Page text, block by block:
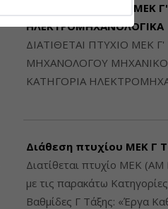
ΔΙΑΤΙΘΕΤΑΙ ΠΤΥΧΙΟ ΜΕΚ
ΗΛΕΚΤΡΟΜΗΧΑΝΟΛΟΓΙΚΑ
ΔΙΑΤΙΘΕΤΑΙ ΠΤΥΧΙΟ ΜΕΚ
ΜΗΧΑΝΟΛΟΓΟΥ
ΚΑΤΗΓΟΡΙΑ
Διάθεση πτυχίου ΜΕΚ Γ
Διατίθεται πτυχίο ΜΕΚ
με τις παρακάτω
Βαθμίδες Γ Τάξης: «Έργα